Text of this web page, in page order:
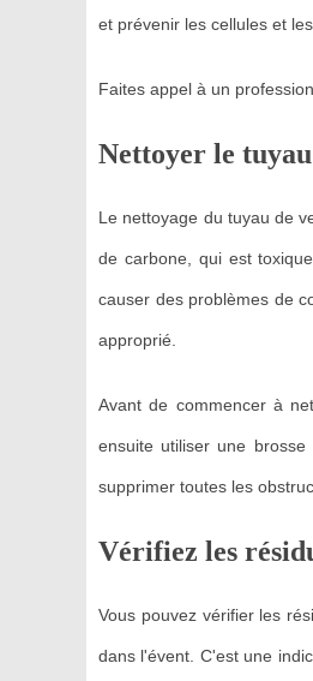
et prévenir les cellules et
Faites appel à un
Nettoyer le
Le nettoyage du tuyau de
de carbone, qui est
causer des problèmes de
approprié.
Avant de commencer à
ensuite utiliser une
supprimer toutes les
Vérifiez les
Vous pouvez vérifier les
dans l'évent. C'est une